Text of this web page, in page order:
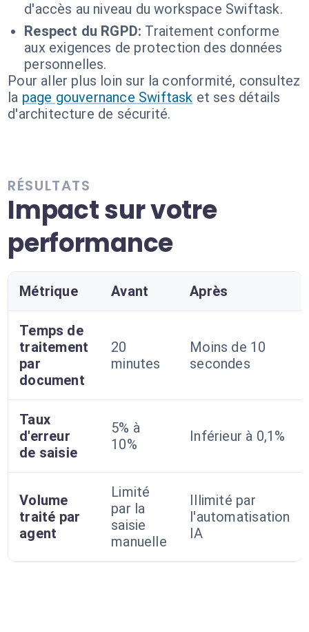
d'accès au niveau du workspace Swiftask.
Respect du RGPD: Traitement conforme
aux exigences de protection des données
personnelles.
Pour aller plus loin sur la conformité, consultez
la page gouvernance Swiftask et ses détails
d'architecture de sécurité.
RÉSULTATS
Impact sur votre
performance
Métrique Avant Après
Temps de
traitement
par
document
20
minutes
Moins de 10
secondes
Taux
d'erreur
de saisie
5% à
10%
Inférieur à 0,1%
Volume
traité par
agent
Limité
par la
saisie
manuelle
Illimité par
l'automatisation
IA